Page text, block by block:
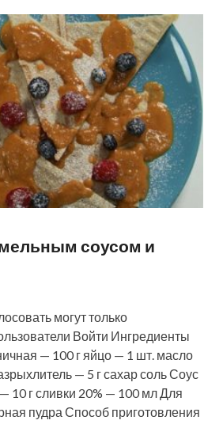
соусом и
могут только
Войти Ингредиенты
— 100 г яйцо — 1 шт. масло
— 5 г сахар соль Соус
10 г сливки 20% — 100 мл Для
пудра Способ приготовления